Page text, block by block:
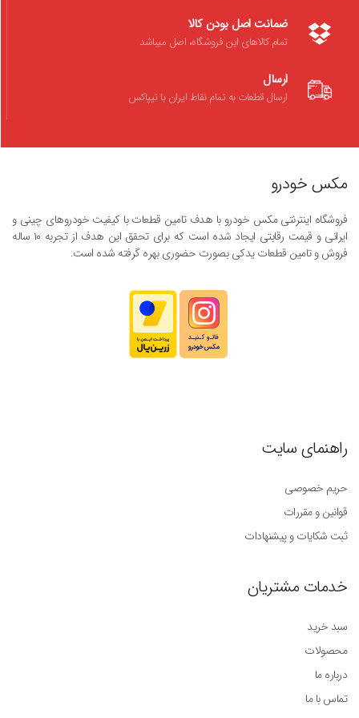
ضمانت اصل بودن کالا
تمام کالاهای این فروشگاه، اصل میباشد
ارسال
ارسال قطعات به تمام نقاط ایران با تیپاکس
مکس خودرو
فروشگاه اینترنتی مکس خودرو با هدف تامین قطعات با کیفیت خودروهای چینی و
ایرانی و قیمت رقابتی ایجاد شده است که برای تحقق این هدف از تجربه ۱۰ ساله
فروش و تامین قطعات یدکی بصورت حضوری بهره گرفته شده است.
راهنمای سایت
حریم خصوصی
قوانین و مقررات
ثبت شکایات و پیشنهادات
خدمات مشتریان
سبد خرید
محصولات
درباره ما
تماس با ما